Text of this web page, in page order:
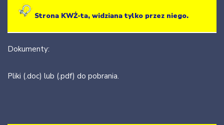
Strona KWŻ-ta, widziana tylko przez niego.
Dokumenty:
Pliki (.doc) lub (.pdf) do pobrania.